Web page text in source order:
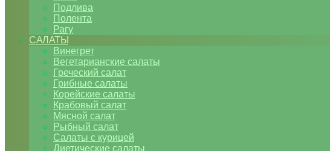
Подлива
Полента
Рагу
САЛАТЫ
Винегрет
Вегетарианские салаты
Греческий салат
Грибные салаты
Корейские салаты
Крабовый салат
Мясной салат
Рыбный салат
Салаты с курицей
Диетические салаты